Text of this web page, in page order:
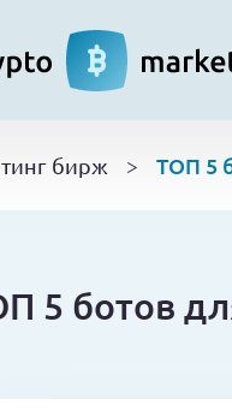
бирж > ТОП 5
5 ботов